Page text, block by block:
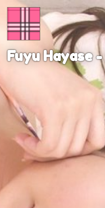
Home
Blog
log
Contact
Fuyu Hayase